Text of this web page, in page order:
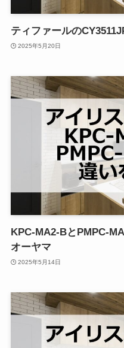
ティファールの
2025年5月20日
KPC-MA2-BとPMPC-
オーヤマ
2025年5月14日